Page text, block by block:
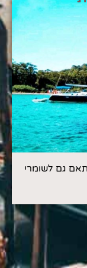
גם לשומרי